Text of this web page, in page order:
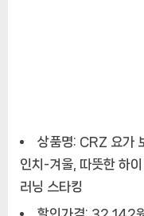
상품명: CRZ 요가
인치-겨울, 따뜻한 하
러닝 스타킹